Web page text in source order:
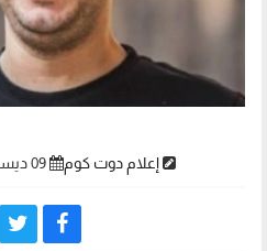
إعلام دوت كوم 09 ديسمبر 2014 | 01:39 مساءً